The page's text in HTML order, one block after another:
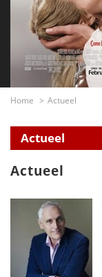
Home Actueel
Actueel
Actueel